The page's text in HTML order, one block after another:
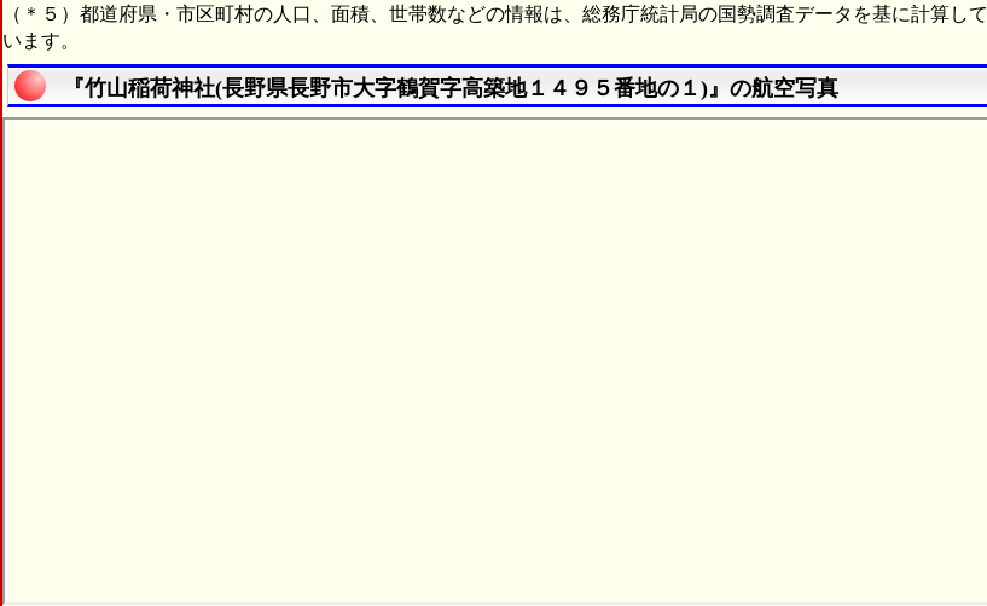
（＊５）都道府県・市区町村の人口、面積、世帯数などの情報は、総務庁統計局の国勢調査データを基に計算して
います。
『竹山稲荷神社(長野県長野市大字鶴賀字高築地１４９５番地の１)』の航空写真